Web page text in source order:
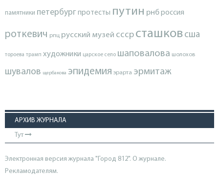
памятники петербургпротесты путин рнброссия
роткевич рпц русский музей ссср сташков сша
тороева трамп художники царское село шаповалова шолохов
шувалов щербакова эпидемия эрарта эрмитаж
АРХИВ ЖУРНАЛА
Тут
Электронная версия журнала "Город 812". О журнале.
Рекламодателям.